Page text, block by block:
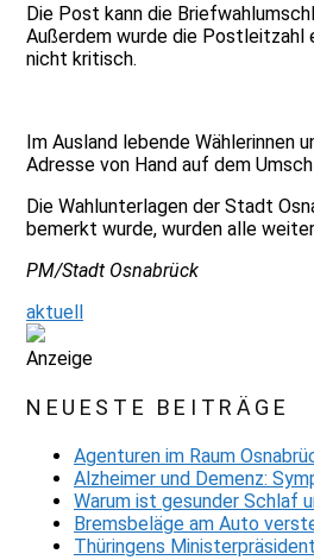
Die Post kann die
Außerdem wurde die Postleitzahl
nicht kritisch.
Im Ausland lebende Wählerinnen
Adresse von Hand auf dem
Die Wahlunterlagen der Stadt
bemerkt wurde, wurden alle
PM/Stadt Osnabrück
aktuell
Anzeige
NEUESTE BEITRÄGE
Agenturen im Raum
Alzheimer und Demenz:
Warum ist gesunder Schlaf
Bremsbeläge am Auto
Thüringens